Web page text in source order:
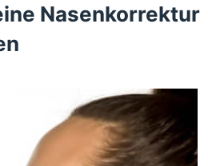
Nasenkorrektur